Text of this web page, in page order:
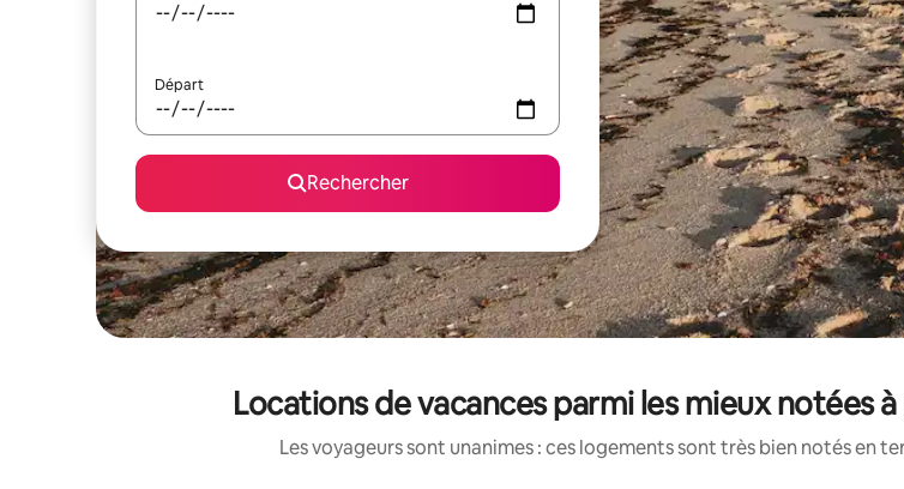
Départ
Rechercher
Locations de vacances parmi les mieux notées
Les voyageurs sont unanimes : ces logements sont très bien notés en